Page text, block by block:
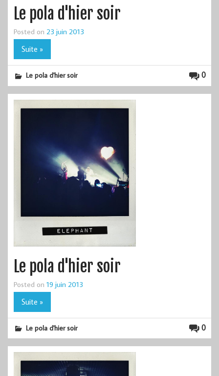
Le pola d'hier soir
Posted on 23 juin 2013
Suite »
0
Le pola d'hier soir
Le pola d'hier soir
Posted on 19 juin 2013
Suite »
0
Le pola d'hier soir